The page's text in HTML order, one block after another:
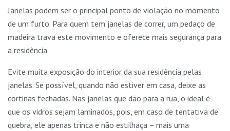
Janelas podem ser o principal ponto de violação no momento
de um furto. Para quem tem janelas de correr, um pedaço de
madeira trava este movimento e oferece mais segurança para
a residência.
Evite muita exposição do interior da sua residência pelas
janelas. Se possível, quando não estiver em casa, deixe as
cortinas fechadas. Nas janelas que dão para a rua, o ideal é
que os vidros sejam laminados, pois, em caso de tentativa de
quebra, ele apenas trinca e não estilhaça – mais uma